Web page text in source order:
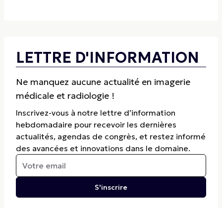
LETTRE D'INFORMATION
Ne manquez aucune actualité en imagerie
médicale et radiologie !
Inscrivez-vous à notre lettre d’information
hebdomadaire pour recevoir les dernières
actualités, agendas de congrès, et restez informé
des avancées et innovations dans le domaine.
S'inscrire